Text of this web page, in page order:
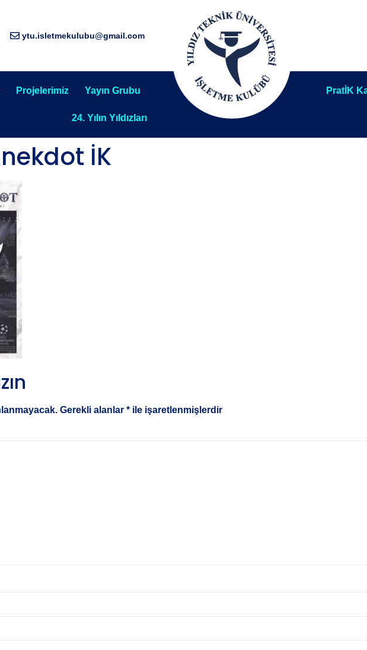
ytu.isletmekulubu@gmail.com
Projelerimiz Yayın Grubu
24. Yılın Yıldızları
PratİK
İK
Gerekli alanlar * ile işaretlenmişlerdir